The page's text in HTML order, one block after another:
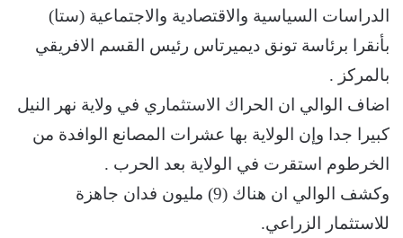
الدراسات السياسية والاقتصادية والاجتماعية (ستا)
بأنقرا برئاسة تونق ديميرتاس رئيس القسم الافريقي
بالمركز .
اضاف الوالي ان الحراك الاستثماري في ولاية نهر النيل
كبيرا جدا وإن الولاية بها عشرات المصانع الوافدة من
الخرطوم استقرت في الولاية بعد الحرب .
وكشف الوالي ان هناك (9) مليون فدان جاهزة
للاستثمار الزراعي.